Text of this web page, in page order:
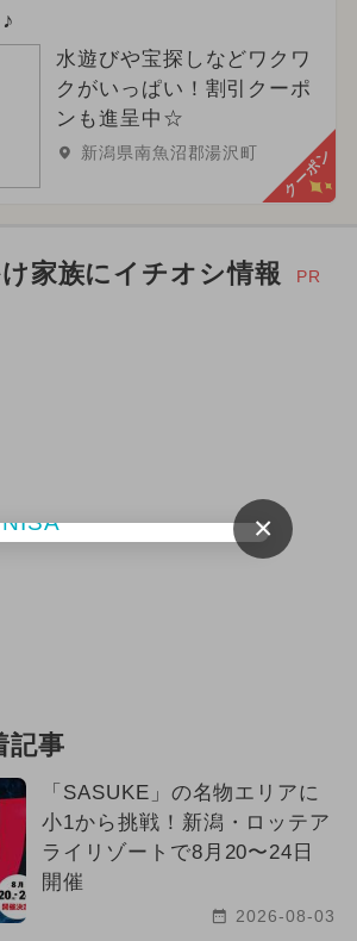
水遊びや宝探しなどワクワ
クがいっぱい！割引クーポ
ンも進呈中☆
新潟県南魚沼郡湯沢町 クーポン
家族にイチオシ情報 PR
記事
「SASUKE」の名物エリアに
小1から挑戦！新潟・ロッテア
ライリゾートで8月20〜24日
開催
2026-08-03
×